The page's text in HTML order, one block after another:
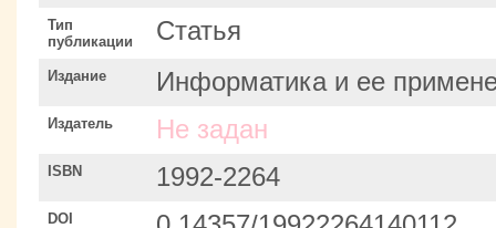
Тип
публикации
Статья
Издание Информатика и ее
Издатель Не задан
ISBN 1992-2264
DOI